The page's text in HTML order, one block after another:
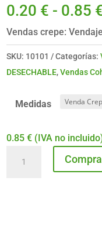
0.20 € - 0.85
Vendas crepe:
SKU: 10101 Categorías:
DESECHABLE,Vendas
Medidas
0.85€ (IVA no